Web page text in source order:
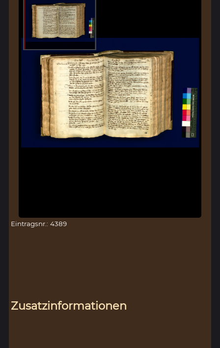
Eintragsnr.: 4389
Zusatzinformationen